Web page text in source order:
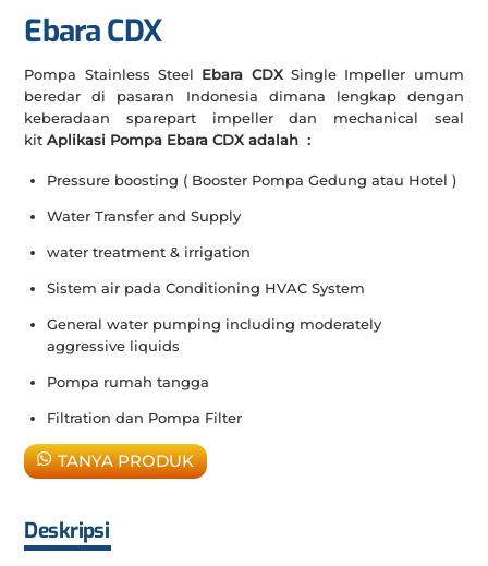
Ebara CDX
Pompa Stainless Steel Ebara CDXSingle Impeller umum
beredar di pasaran Indonesia dimana lengkap dengan
keberadaan sparepart impeller dan mechanical seal
kitAplikasi Pompa Ebara CDX adalah :
Pressure boosting ( Booster Pompa Gedung atau Hotel )
Water Transfer and Supply
water treatment & irrigation
Sistem air pada Conditioning HVAC System
General water pumping including moderately
aggressive liquids
Pompa rumah tangga
Filtration dan Pompa Filter
TANYA PRODUK
Deskripsi